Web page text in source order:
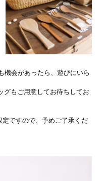
機会があったら、遊びにいら
グもご用意してお待ちしてお
ですので、予めご了承くだ